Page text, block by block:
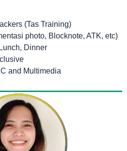
(Tas Training)
photo, Blocknote, ATK, etc)
Dinner
and Multimedia